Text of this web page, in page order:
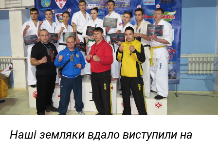
Наші земляки вдало виступили на